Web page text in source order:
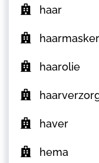
haar
haarmasker
haarolie
haver
hema